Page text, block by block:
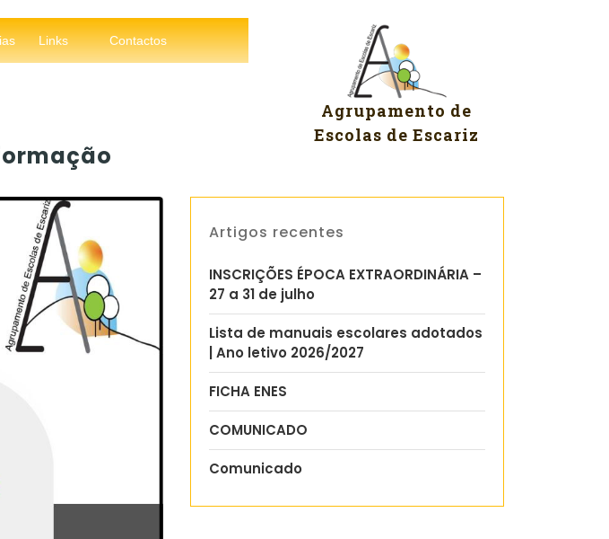
Links Contactos
Agrupamento de
Escolas de Escariz
Artigos recentes
INSCRIÇÕES ÉPOCA EXTRAORDINÁRIA –
27 a 31 de julho
Lista de manuais escolares adotados
| Ano letivo 2026/2027
FICHA ENES
COMUNICADO
Comunicado